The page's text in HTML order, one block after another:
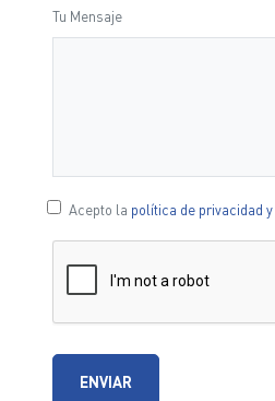
Tu Mensaje
Acepto la política de privacidad
ENVIAR